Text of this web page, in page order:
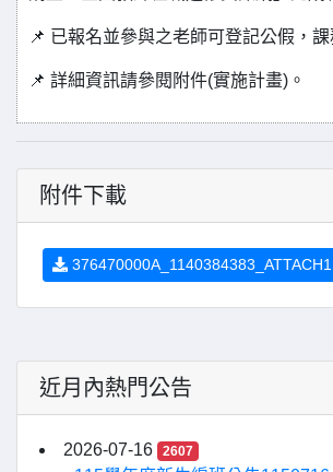
📌 已報名並參與之老師可登記公假，課
📌 詳細資訊請參閱附件(實施計畫)。
附件下載
近月內熱門公告
2026-07-16 2607